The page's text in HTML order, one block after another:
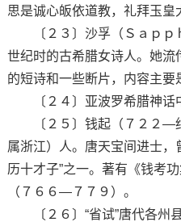
思是诚心皈依道教，礼拜玉皇
〔２３〕沙孚（Ｓａｐｐ
世纪时的古希腊女诗人。她
的短诗和一些断片，内容主要
〔２４〕亚波罗希腊神话
〔２５〕钱起（７２２—
属浙江）人。唐天宝间进士，
历十才子”之一。著有《钱考
（７６６—７７９）。
〔２６〕“省试”唐代各州